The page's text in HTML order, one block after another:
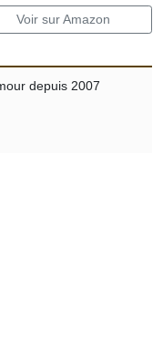
Voir sur Amazon
depuis 2007